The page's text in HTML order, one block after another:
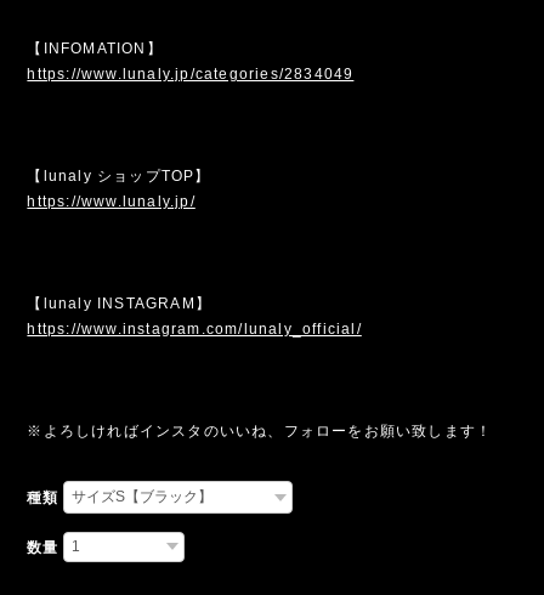
【INFOMATION】
https://www.lunaly.jp/categories/2834049
【lunaly ショップTOP】
https://www.lunaly.jp/
【lunaly INSTAGRAM】
https://www.instagram.com/lunaly_official/
※よろしければインスタのいいね、フォローをお願い致します！
種類
数量